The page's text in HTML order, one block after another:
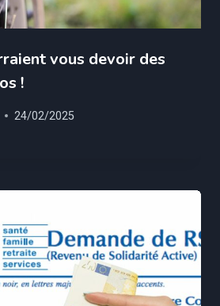
vous devoir des
!
24/02/2025